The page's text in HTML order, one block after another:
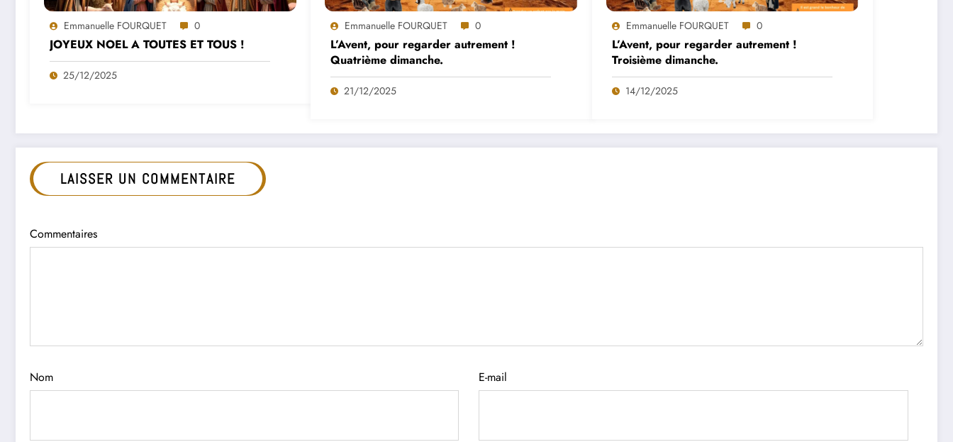
Emmanuelle FOURQUET 0
JOYEUX NOEL A TOUTES ET TOUS !
25/12/2025
Emmanuelle FOURQUET 0
L’Avent, pour regarder autrement !
Quatrième dimanche.
21/12/2025
Emmanuelle FOURQUET 0
L’Avent, pour regarder autrement !
Troisième dimanche.
14/12/2025
LAISSER UN COMMENTAIRE
Commentaires
Nom E-mail